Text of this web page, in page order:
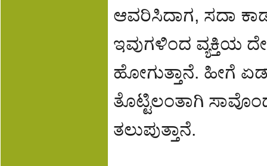
ಆವರಿಸಿದಾಗ, ಸದಾ
ಇವುಗಳಿಂದ ವ್ಯಕ್ತಿಯ
ಹೋಗುತ್ತಾನೆ. ಹೀಗೆ
ತೊಟ್ಟಿಲಂತಾಗಿ
ತಲುಪುತ್ತಾನೆ.